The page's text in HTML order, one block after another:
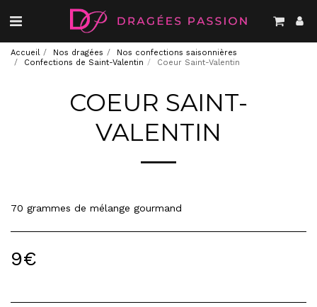
Accueil Nos dragées
Nos confections saisonnières
Confections de Saint-Valentin
Coeur Saint-Valentin
COEUR SAINT-
VALENTIN
70 grammes de mélange gourmand
9€